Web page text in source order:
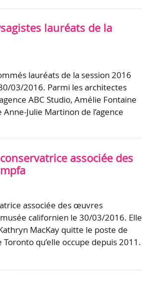
lauréats de la
lauréats de la session 2016
03/2016. Parmi les architectes
ABC Studio, Amélie Fontaine
Julie Martinon de l’agence
associée des
associée des œuvres
californien le 30/03/2016. Elle
MacKay quitte le poste de
qu’elle occupe depuis 2011.